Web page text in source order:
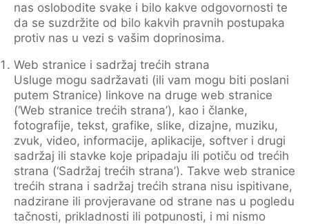
nas oslobodite svake i bilo kakve odgovornosti te
da se suzdržite od bilo kakvih pravnih postupaka
protiv nas u vezi s vašim doprinosima.
Web stranice i sadržaj trećih strana
Usluge mogu sadržavati (ili vam mogu biti poslani
putem Stranice) linkove na druge web stranice
(‘Web stranice trećih strana’), kao i članke,
fotografije, tekst, grafike, slike, dizajne, muziku,
zvuk, video, informacije, aplikacije, softver i drugi
sadržaj ili stavke koje pripadaju ili potiču od trećih
strana (‘Sadržaj trećih strana’). Takve web stranice
trećih strana i sadržaj trećih strana nisu ispitivane,
nadzirane ili provjeravane od strane nas u pogledu
tačnosti, prikladnosti ili potpunosti, i mi nismo